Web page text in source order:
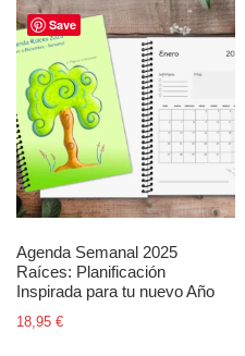
Save
Agenda Semanal 2025
Raíces: Planificación
Inspirada para tu nuevo Año
18,95 €